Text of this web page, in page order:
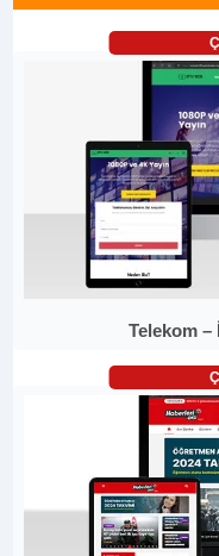
Telekom –